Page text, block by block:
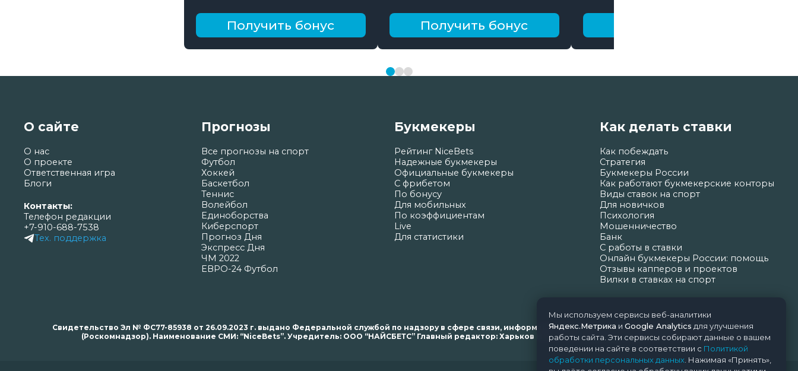
рублейПолучить бонус
Получить бонус
О сайте
О нас
О проекте
Ответственная игра
Блоги
Контакты:
Телефон редакции
+7-910-688-7538
Тех. поддержка
Прогнозы
Все прогнозы на спорт
Футбол
Хоккей
Баскетбол
Теннис
Волейбол
Единоборства
Киберспорт
Прогноз Дня
Экспресс Дня
ЧМ 2022
ЕВРО-24 Футбол
Букмекеры
Рейтинг NiceBets
Надежные букмекеры
Официальные букмекеры
С фрибетом
По бонусу
Для мобильных
По коэффициентам
Live
Для статистики
Как делать ставки
Как побеждать
Стратегия
Букмекеры России
Как работают букмекерские конторы
Виды ставок на спорт
Для новичков
Психология
Мошенничество
Банк
С работы в ставки
Онлайн букмекеры России: помощь
Отзывы капперов и проектов
Вилки в ставках на спорт
Свидетельство Эл № ФС77-85938 от 26.09.2023 г. выдано Федеральной службой по надзору в сфере связи, информационных технологий и массовых коммуникаций
(Роскомнадзор). Наименование СМИ: “NiceBets”. Учредитель: ООО “НАЙСБЕТС” Главный редактор: Харьков Н.Н. Почта редакции: support@nice-bets.ru
Мы используем сервисы веб-аналитики
Яндекс.Метрика и Google Analytics для улучшения
работы сайта. Эти сервисы собирают данные о вашем
поведении на сайте в соответствии с Политикой
обработки персональных данных . Нажимая «Принять»,